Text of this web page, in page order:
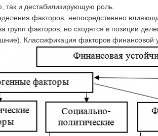
так и дестабилизирующую роль.
факторов, непосредственно
групп факторов, но сходятся в позиции
Классификация факторов финансовой